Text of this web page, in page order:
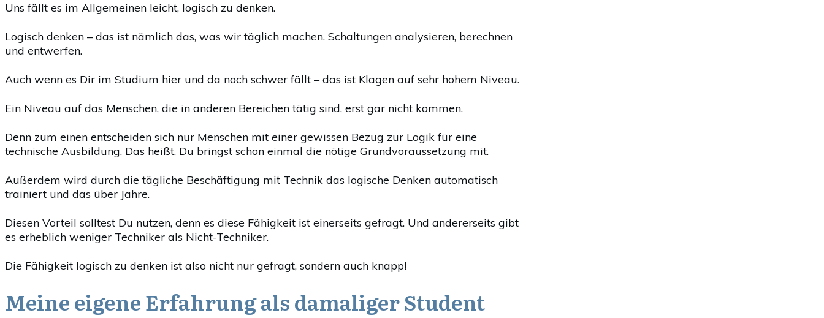
Uns fällt es im Allgemeinen leicht, logisch zu denken.
Logisch denken – das ist nämlich das, was wir täglich machen. Schaltungen analysieren, berechnen
und entwerfen.
Auch wenn es Dir im Studium hier und da noch schwer fällt – das ist Klagen auf sehr hohem Niveau.
Ein Niveau auf das Menschen, die in anderen Bereichen tätig sind, erst gar nicht kommen.
Denn zum einen entscheiden sich nur Menschen mit einer gewissen Bezug zur Logik für eine
technische Ausbildung. Das heißt, Du bringst schon einmal die nötige Grundvoraussetzung mit.
Außerdem wird durch die tägliche Beschäftigung mit Technik das logische Denken automatisch
trainiert und das über Jahre.
Diesen Vorteil solltest Du nutzen, denn es diese Fähigkeit ist einerseits gefragt. Und andererseits gibt
es erheblich weniger Techniker als Nicht-Techniker.
Die Fähigkeit logisch zu denken ist also nicht nur gefragt, sondern auch knapp!
Meine eigene Erfahrung als damaliger Student